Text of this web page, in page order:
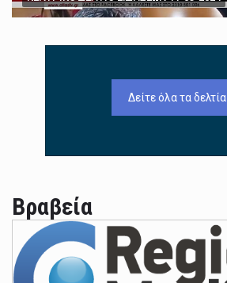
Δείτε όλα τα δελτία
Βραβεία